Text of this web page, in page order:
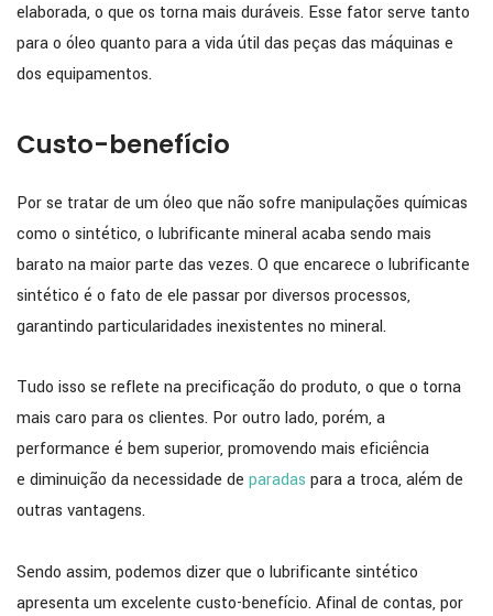
elaborada, o que os torna mais duráveis. Esse fator serve tanto
para o óleo quanto para a vida útil das peças das máquinas e
dos equipamentos.
Custo-benefício
Por se tratar de um óleo que não sofre manipulações químicas
como o sintético, o lubrificante mineral acaba sendo mais
barato na maior parte das vezes. O que encarece o lubrificante
sintético é o fato de ele passar por diversos processos,
garantindo particularidades inexistentes no mineral.
Tudo isso se reflete na precificação do produto, o que o torna
mais caro para os clientes. Por outro lado, porém, a
performance é bem superior, promovendo mais eficiência
e diminuição da necessidade de paradas para a troca, além de
outras vantagens.
Sendo assim, podemos dizer que o lubrificante sintético
apresenta um excelente custo-benefício. Afinal de contas, por